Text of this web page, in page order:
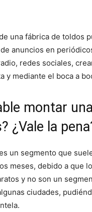
una fábrica de toldos
anuncios en
redes sociales,
y mediante el boca a
montar
¿Vale la
un segmento que
meses, debido a que
y no son un
ciudades,